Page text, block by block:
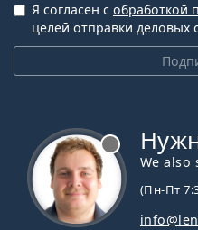
Я согласен с обработкой
целей отправки деловых
We also
(Пн-Пт